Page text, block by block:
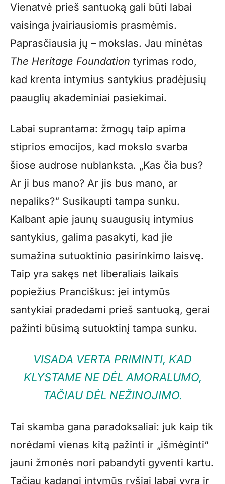
Vienatvė prieš santuoką gali būti labai
vaisinga įvairiausiomis prasmėmis.
Paprasčiausia jų – mokslas. Jau minėtas
The Heritage Foundation tyrimas rodo,
kad krenta intymius santykius pradėjusių
paauglių akademiniai pasiekimai.
Labai suprantama: žmogų taip apima
stiprios emocijos, kad mokslo svarba
šiose audrose nublanksta. „Kas čia bus?
Ar ji bus mano? Ar jis bus mano, ar
nepaliks?“ Susikaupti tampa sunku.
Kalbant apie jaunų suaugusių intymius
santykius, galima pasakyti, kad jie
sumažina sutuoktinio pasirinkimo laisvę.
Taip yra sakęs net liberaliais laikais
popiežius Pranciškus: jei intymūs
santykiai pradedami prieš santuoką, gerai
pažinti būsimą sutuoktinį tampa sunku.
VISADA VERTA PRIMINTI, KAD
KLYSTAME NE DĖL AMORALUMO,
TAČIAU DĖL NEŽINOJIMO.
Tai skamba gana paradoksaliai: juk kaip tik
norėdami vienas kitą pažinti ir „išmėginti“
jauni žmonės nori pabandyti gyventi kartu.
Tačiau kadangi intymūs ryšiai labai vyrą ir